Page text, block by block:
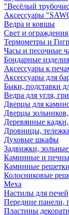
"Весёлый
Аксессуары
Ведра и ковшы
Свет и
Термометры и
Часы и песочные
Бондарные изделия
Аксессуары к
Аксессуары для
Быки, подставки
Ведра для угля,
Дверцы для
Дверцы
Деревянные
Дровницы,
Духовые шкафы
Задвижки,
Каминные и
Каминные решетки
Колосниковые
Меха
Настилы для
Передние панели,
Пластины